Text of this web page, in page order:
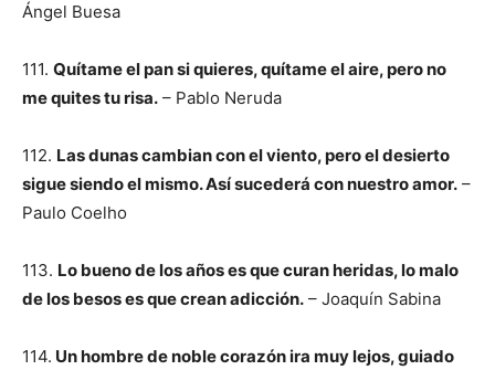
Ángel Buesa
111. Quítame el pan si quieres, quítame el aire, pero no
me quites tu risa. – Pablo Neruda
112. Las dunas cambian con el viento, pero el desierto
sigue siendo el mismo. Así sucederá con nuestro amor. –
Paulo Coelho
113. Lo bueno de los años es que curan heridas, lo malo
de los besos es que crean adicción. – Joaquín Sabina
114. Un hombre de noble corazón ira muy lejos, guiado